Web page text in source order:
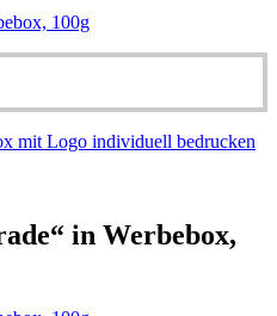
100g
in Werbebox,